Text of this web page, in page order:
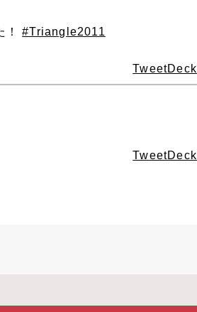
！#Triangle2011
TweetDeck
TweetDeck